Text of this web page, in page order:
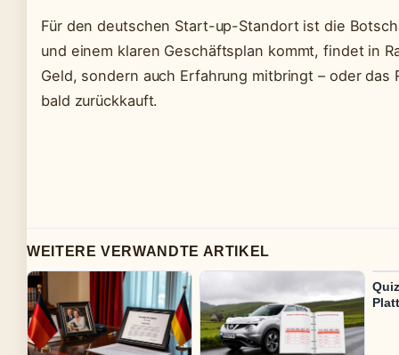
Für den deutschen Start-up-Standort ist die
und einem klaren Geschäftsplan kommt, findet in
Geld, sondern auch Erfahrung mitbringt – oder
bald zurückkauft.
WEITERE VERWANDTE ARTIKEL